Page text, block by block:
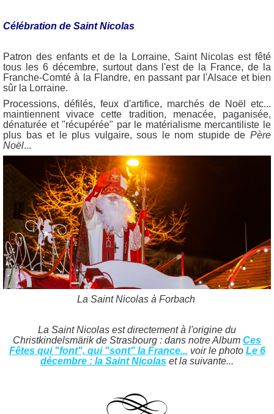
Célébration de Saint Nicolas
Patron des enfants et de la Lorraine, Saint Nicolas est fêté
tous les 6 décembre, surtout dans l'est de la France, de la
Franche-Comté à la Flandre, en passant par l'Alsace et bien
sûr la Lorraine.
Processions, défilés, feux d'artifice, marchés de Noël etc...
maintiennent vivace cette tradition, menacée, paganisée,
dénaturée et "récupérée" par le matérialisme mercantiliste le
plus bas et le plus vulgaire, sous le nom stupide de Père
Noël...
La Saint Nicolas à Forbach
La Saint Nicolas est directement à l'origine du
Christkindelsmärik de Strasbourg : dans notre Album Ces
Fêtes qui "font", qui "sont" la France... voir le photo Le 6
décembre : la Saint Nicolas et la suivante...